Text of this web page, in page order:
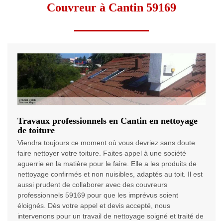
Couvreur à Cantin 59169
Travaux professionnels en Cantin en nettoyage
de toiture
Viendra toujours ce moment où vous devriez sans doute
faire nettoyer votre toiture. Faites appel à une société
aguerrie en la matière pour le faire. Elle a les produits de
nettoyage confirmés et non nuisibles, adaptés au toit. Il est
aussi prudent de collaborer avec des couvreurs
professionnels 59169 pour que les imprévus soient
éloignés. Dès votre appel et devis accepté, nous
intervenons pour un travail de nettoyage soigné et traité de